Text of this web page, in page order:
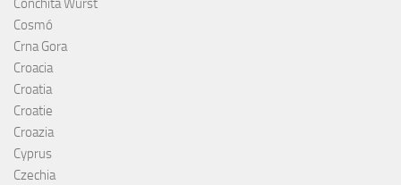
Conchita Wurst
Cosmó
Crna Gora
Croacia
Croatia
Croatie
Croazia
Cyprus
Czechia